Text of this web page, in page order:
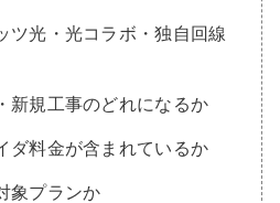
ツ光・光コラボ・独自回線
新規工事のどれになるか
ダ料金が含まれているか
象プランか